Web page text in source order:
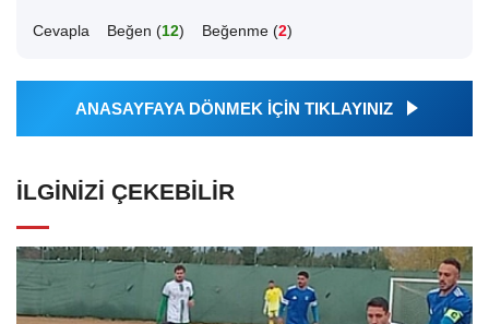
Cevapla Beğen (12) Beğenme (2)
ANASAYFAYA DÖNMEK İÇİN TIKLAYINIZ
İLGINIZI ÇEKEBILIR